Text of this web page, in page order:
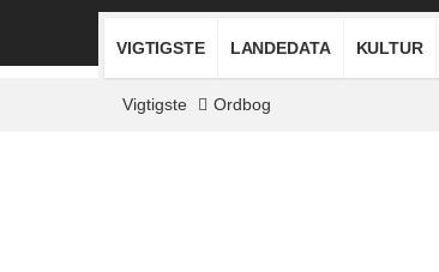
VIGTIGSTE LANDEDATA KULTUR
Vigtigste Ordbog